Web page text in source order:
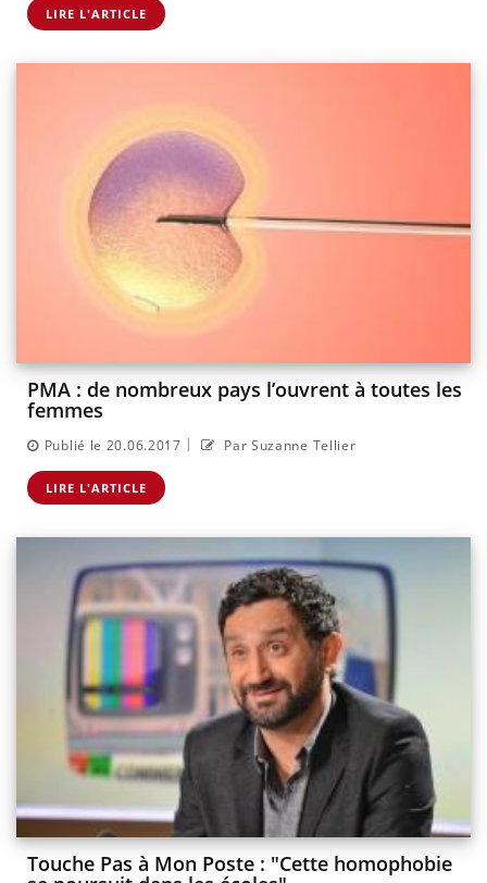
LIRE L'ARTICLE
PMA : de nombreux pays l’ouvrent à toutes les
femmes
Publié le 20.06.2017 | Par Suzanne Tellier
LIRE L'ARTICLE
Touche Pas à Mon Poste : "Cette homophobie